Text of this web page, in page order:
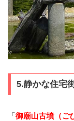
5.静かな住宅
「 御廟山古墳（ご